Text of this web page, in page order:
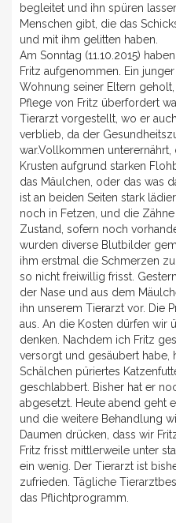
begleitet und ihn spüren
Menschen gibt, die das
und mit ihm gelitten haben.
Am Sonntag (11.10.2015)
Fritz aufgenommen. Ein
Wohnung seiner Eltern
Pflege von Fritz überfordert
Tierarzt vorgestellt, wo er
verblieb, da der
war.Vollkommen
Krusten aufgrund starken
das Mäulchen, oder das was
ist an beiden Seiten stark
noch in Fetzen, und die
Zustand, sofern noch
wurden diverse Blutbilder
ihm erstmal die Schmerzen
so nicht freiwillig frisst.
der Nase und aus dem
ihn unserem Tierarzt vor. Die
aus. An die Kosten dürfen wir
denken. Nachdem ich Fritz
versorgt und gesäubert habe,
Schälchen püriertes
geschlabbert. Bisher hat er
abgesetzt. Heute abend geht
und die weitere Behandlung
Daumen drücken, dass wir
Fritz frisst mittlerweile unter
ein wenig. Der Tierarzt ist
zufrieden. Tägliche
das Pflichtprogramm.